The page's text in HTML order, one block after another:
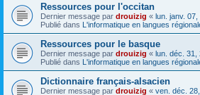
Ressources pour l'occitan
Dernier message par drouizig « lun. janv.
Publié dans L'informatique en langues
Ressources pour le basque
Dernier message par drouizig « lun. déc. 31,
Publié dans L'informatique en langues
Dictionnaire français-alsacien
Dernier message par drouizig « ven. déc.